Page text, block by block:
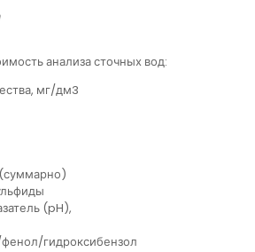
анализа сточных вод:
мг/дм3
(pH),
гидроксибензол